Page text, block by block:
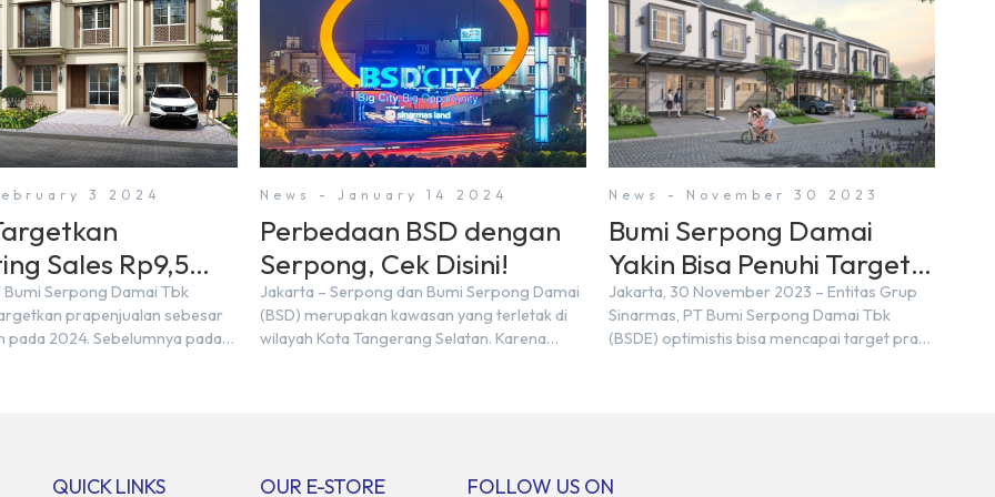
3 2024
Sales Rp9,5
Tahun 2024
Bumi Serpong Damai Tbk
prapenjualan sebesar
pada 2024. Sebelumnya pada
dapat memengaruhi
News - January 14 2024
Perbedaan BSD dengan
Serpong, Cek Disini!
Jakarta – Serpong dan Bumi Serpong Damai
(BSD) merupakan kawasan yang terletak di
wilayah Kota Tangerang Selatan. Karena
merupakan dua kawasan yang berbeda.
News - November 30 2023
Bumi Serpong Damai
Yakin Bisa Penuhi Target
Marketing Sales Tahun
2023
Jakarta, 30 November 2023 – Entitas Grup
Sinarmas, PT Bumi Serpong Damai Tbk
(BSDE) optimistis bisa mencapai target pra
DTP, BSDE optimistis bisa melampaui target.
QUICK LINKS OUR E-STORE FOLLOW US ON